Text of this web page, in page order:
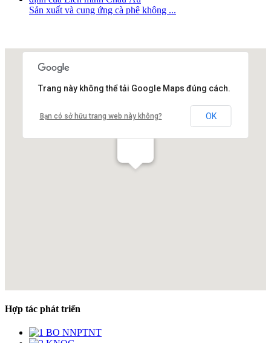
Sản xuất và cung ứng cà phê không ...
Trang này không thể tải Google Maps đúng cách.
Bạn có sở hữu trang web này không? OK
Hợp tác phát triển